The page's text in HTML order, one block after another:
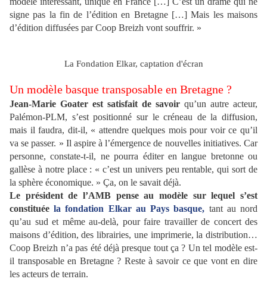
signe pas la fin de l’édition en Bretagne […] Mais les maisons
d’édition diffusées par Coop Breizh vont souffrir. »
La Fondation Elkar, captation d'écran
Un modèle basque transposable en Bretagne ?
Jean-Marie Goater est satisfait de savoir qu’un autre acteur,
Palémon-PLM, s’est positionné sur le créneau de la diffusion,
mais il faudra, dit-il, « attendre quelques mois pour voir ce qu’il
va se passer. » Il aspire à l’émergence de nouvelles initiatives. Car
personne, constate-t-il, ne pourra éditer en langue bretonne ou
gallèse à notre place : « c’est un univers peu rentable, qui sort de
la sphère économique. » Ça, on le savait déjà.
Le président de l’AMB pense au modèle sur lequel s’est
constituéela fondation Elkar au Pays basque, tant au nord
qu’au sud et même au-delà, pour faire travailler de concert des
maisons d’édition, des librairies, une imprimerie, la distribution…
Coop Breizh n’a pas été déjà presque tout ça ? Un tel modèle est-
il transposable en Bretagne ? Reste à savoir ce que vont en dire
les acteurs de terrain.